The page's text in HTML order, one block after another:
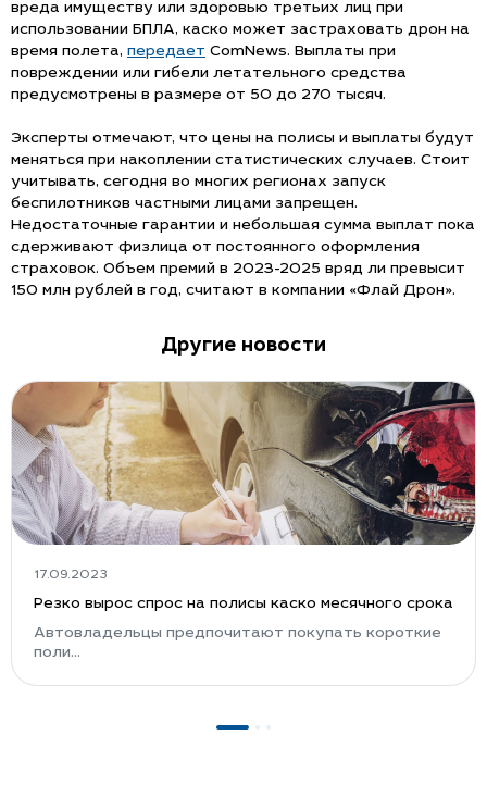
вреда имуществу или здоровью третьих лиц при
использовании БПЛА, каско может застраховать дрон на
время полета, передает ComNews. Выплаты при
повреждении или гибели летательного средства
предусмотрены в размере от 50 до 270 тысяч.
Эксперты отмечают, что цены на полисы и выплаты будут
меняться при накоплении статистических случаев. Стоит
учитывать, сегодня во многих регионах запуск
беспилотников частными лицами запрещен.
Недостаточные гарантии и небольшая сумма выплат пока
сдерживают физлица от постоянного оформления
страховок. Объем премий в 2023-2025 вряд ли превысит
150 млн рублей в год, считают в компании «Флай Дрон».
Другие новости
17.09.2023
Резко вырос спрос на полисы каско месячного срока
Автовладельцы предпочитают покупать короткие
поли...